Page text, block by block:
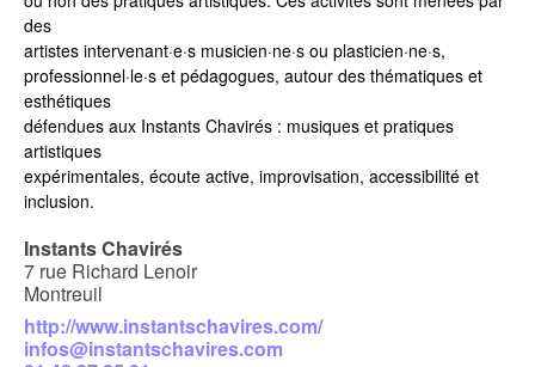
des
artistes intervenant·e·s musicien·ne·s ou plasticien·ne·s,
professionnel·le·s et pédagogues, autour des thématiques et
esthétiques
défendues aux Instants Chavirés : musiques et pratiques
artistiques
expérimentales, écoute active, improvisation, accessibilité et
inclusion.
Instants Chavirés
7 rue Richard Lenoir
Montreuil
http://www.instantschavires.com/
infos@instantschavires.com